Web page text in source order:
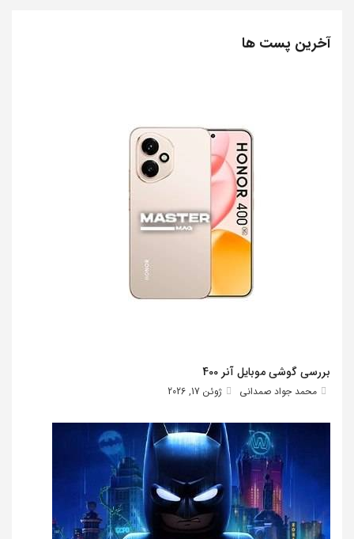
آخرین پست ها
بررسی گوشی موبایل آنر 400
محمد جواد صمدانی ژوئن 17, 2026